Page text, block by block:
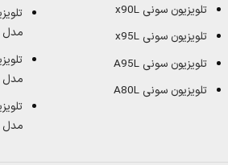
تلویزیون سونی x90L
تلویزیون سونی x95L
تلویزیون سونی A95L
تلویزیون سونی A80L
مدل XR70
مدل XR80
مدل XR90